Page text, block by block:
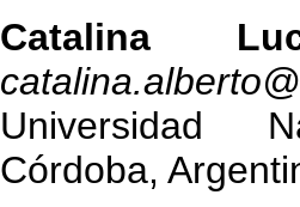
Catalina
Universidad
Córdoba,